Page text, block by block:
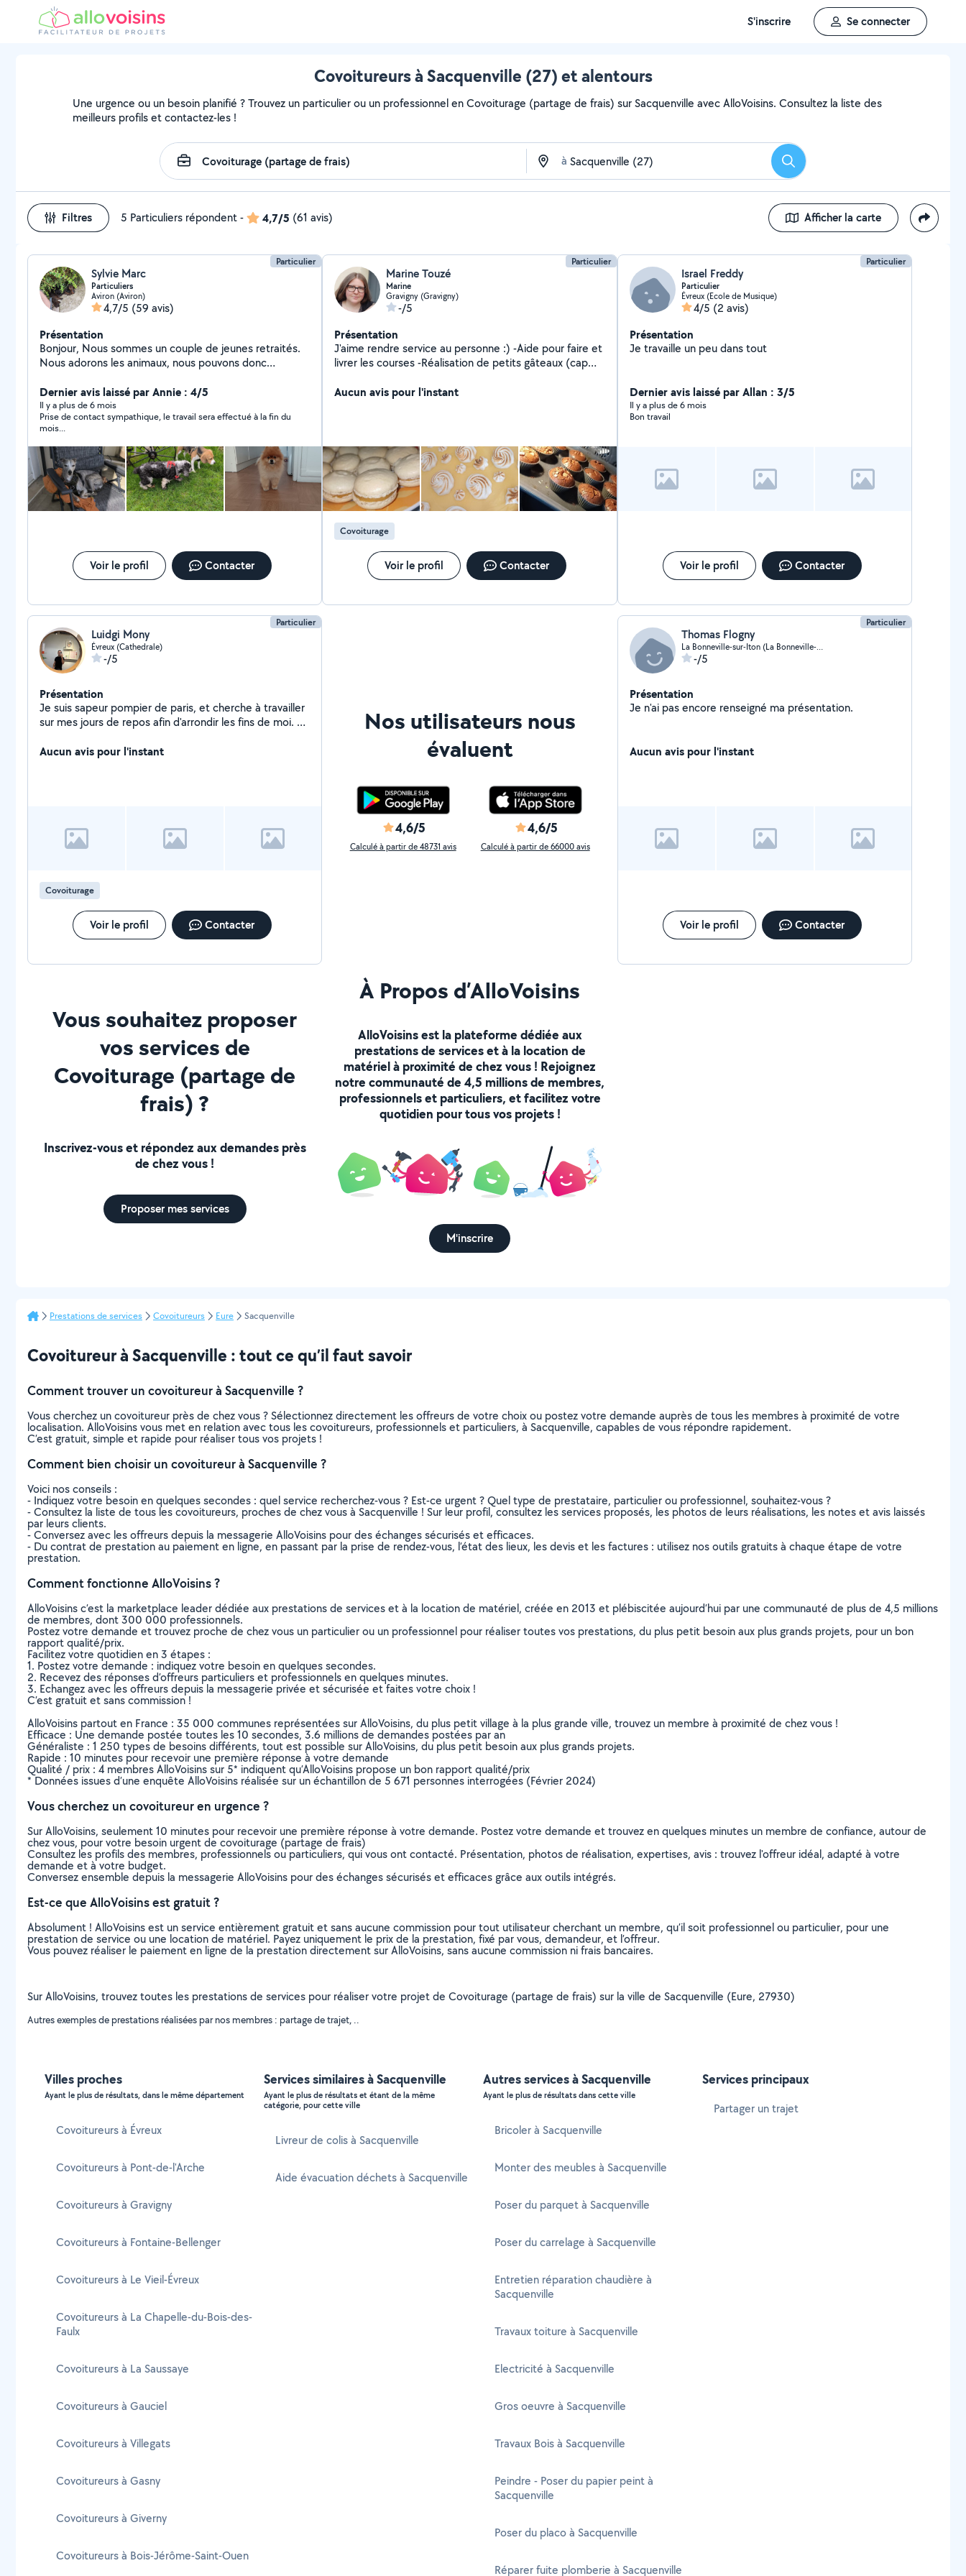
S'inscrire Se connecter
Covoitureurs à Sacquenville (27) et alentours
Une urgence ou un besoin planifié ? Trouvez un particulier ou un professionnel en Covoiturage (partage de frais) sur Sacquenville avec AlloVoisins. Consultez la liste des
meilleurs profils et contactez-les !
à Rechercher
Filtres 5 Particuliers répondent- 4,7/5 (61 avis) Afficher la carte
Particulier
Sylvie Marc
Particuliers
Aviron (Aviron)
4,7/5 (59 avis)
Présentation
Bonjour, Nous sommes un couple de jeunes retraités.
Nous adorons les animaux, nous pouvons donc
(chiens, lapins, biquettes, poules ) si vous souhaitez
vous évader le temps d'une journée, d'un week-end ou
pour quelques jours ils seront heureux au sein de notre
grand jardin. J'habite Aviron petit village qui dépend
d'Évreux
Dernier avis laissé par Annie : 4/5
Il y a plus de 6 mois
Prise de contact sympathique, le travail sera effectué à la fin du
mois...
Voir le profil Contacter
Particulier
Marine Touzé
Marine
Gravigny (Gravigny)
-/5
Présentation
J'aime rendre service au personne :) -Aide pour faire et
livrer les courses -Réalisation de petits gâteaux (cap
les hamsters. -Covoiturage également Au plaisir de
Aucun avis pour l'instant
Covoiturage
Voir le profil Contacter
Particulier
Israel Freddy
Particulier
Évreux (Ecole de Musique)
4/5 (2 avis)
Présentation
Je travaille un peu dans tout
Dernier avis laissé par Allan : 3/5
Il y a plus de 6 mois
Bon travail
Voir le profil Contacter
Particulier
Luidgi Mony
Évreux (Cathedrale)
-/5
Présentation
Je suis sapeur pompier de paris, et cherche à travailler
sur mes jours de repos afin d'arrondir les fins de moi. Je
Aucun avis pour l'instant
Covoiturage
Voir le profil Contacter
Nos utilisateurs nous
évaluent
4,6/5
Calculé à partir de 48731 avis
4,6/5
Calculé à partir de 66000 avis
Particulier
Thomas Flogny
La Bonneville-sur-Iton (La Bonneville-sur-Iton)
-/5
Présentation
Je n'ai pas encore renseigné ma présentation.
Aucun avis pour l'instant
Voir le profil Contacter
Vous souhaitez proposer
vos services de
Covoiturage (partage de
frais) ?
Inscrivez-vous et répondez aux demandes près
de chez vous !
Proposer mes services
À Propos d’AlloVoisins
AlloVoisins est la plateforme dédiée aux
prestations de services et à la location de
matériel à proximité de chez vous ! Rejoignez
notre communauté de 4,5 millions de membres,
professionnels et particuliers, et facilitez votre
quotidien pour tous vos projets !
M'inscrire
Prestations de services Covoitureurs Eure Sacquenville
Covoitureur à Sacquenville : tout ce qu’il faut savoir
Comment trouver un covoitureur à Sacquenville ?
Vous cherchez un covoitureur près de chez vous ? Sélectionnez directement les offreurs de votre choix ou postez votre demande auprès de tous les membres à proximité de votre
localisation. AlloVoisins vous met en relation avec tous les covoitureurs, professionnels et particuliers, à Sacquenville, capables de vous répondre rapidement.
C’est gratuit, simple et rapide pour réaliser tous vos projets !
Comment bien choisir un covoitureur à Sacquenville ?
Voici nos conseils :
- Indiquez votre besoin en quelques secondes : quel service recherchez-vous ? Est-ce urgent ? Quel type de prestataire, particulier ou professionnel, souhaitez-vous ?
- Consultez la liste de tous les covoitureurs, proches de chez vous à Sacquenville ! Sur leur profil, consultez les services proposés, les photos de leurs réalisations, les notes et avis laissés
par leurs clients.
- Conversez avec les offreurs depuis la messagerie AlloVoisins pour des échanges sécurisés et efficaces.
- Du contrat de prestation au paiement en ligne, en passant par la prise de rendez-vous, l’état des lieux, les devis et les factures : utilisez nos outils gratuits à chaque étape de votre
prestation.
Comment fonctionne AlloVoisins ?
AlloVoisins c’est la marketplace leader dédiée aux prestations de services et à la location de matériel, créée en 2013 et plébiscitée aujourd’hui par une communauté de plus de 4,5 millions
de membres, dont 300 000 professionnels.
Postez votre demande et trouvez proche de chez vous un particulier ou un professionnel pour réaliser toutes vos prestations, du plus petit besoin aux plus grands projets, pour un bon
rapport qualité/prix.
Facilitez votre quotidien en 3 étapes :
1. Postez votre demande : indiquez votre besoin en quelques secondes.
2. Recevez des réponses d’offreurs particuliers et professionnels en quelques minutes.
3. Echangez avec les offreurs depuis la messagerie privée et sécurisée et faites votre choix !
C’est gratuit et sans commission !
AlloVoisins partout en France : 35 000 communes représentées sur AlloVoisins, du plus petit village à la plus grande ville, trouvez un membre à proximité de chez vous !
Efficace : Une demande postée toutes les 10 secondes, 3.6 millions de demandes postées par an
Généraliste : 1 250 types de besoins différents, tout est possible sur AlloVoisins, du plus petit besoin aux plus grands projets.
Rapide : 10 minutes pour recevoir une première réponse à votre demande
Qualité / prix : 4 membres AlloVoisins sur 5* indiquent qu’AlloVoisins propose un bon rapport qualité/prix
* Données issues d’une enquête AlloVoisins réalisée sur un échantillon de 5 671 personnes interrogées (Février 2024)
Vous cherchez un covoitureur en urgence ?
Sur AlloVoisins, seulement 10 minutes pour recevoir une première réponse à votre demande. Postez votre demande et trouvez en quelques minutes un membre de confiance, autour de
chez vous, pour votre besoin urgent de covoiturage (partage de frais)
Consultez les profils des membres, professionnels ou particuliers, qui vous ont contacté. Présentation, photos de réalisation, expertises, avis : trouvez l'offreur idéal, adapté à votre
demande et à votre budget.
Conversez ensemble depuis la messagerie AlloVoisins pour des échanges sécurisés et efficaces grâce aux outils intégrés.
Est-ce que AlloVoisins est gratuit ?
Absolument ! AlloVoisins est un service entièrement gratuit et sans aucune commission pour tout utilisateur cherchant un membre, qu’il soit professionnel ou particulier, pour une
prestation de service ou une location de matériel. Payez uniquement le prix de la prestation, fixé par vous, demandeur, et l’offreur.
Vous pouvez réaliser le paiement en ligne de la prestation directement sur AlloVoisins, sans aucune commission ni frais bancaires.
Sur AlloVoisins, trouvez toutes les prestations de services pour réaliser votre projet de Covoiturage (partage de frais) sur la ville de Sacquenville (Eure, 27930)
Autres exemples de prestations réalisées par nos membres : partage de trajet, ..
Villes proches
Ayant le plus de résultats, dans le même département
Covoitureurs à Évreux
Covoitureurs à Pont-de-l'Arche
Covoitureurs à Gravigny
Covoitureurs à Fontaine-Bellenger
Covoitureurs à Le Vieil-Évreux
Covoitureurs à La Chapelle-du-Bois-des-
Faulx
Covoitureurs à La Saussaye
Covoitureurs à Gauciel
Covoitureurs à Villegats
Covoitureurs à Gasny
Covoitureurs à Giverny
Covoitureurs à Bois-Jérôme-Saint-Ouen
Services similaires à Sacquenville
Ayant le plus de résultats et étant de la même
catégorie, pour cette ville
Livreur de colis à Sacquenville
Aide évacuation déchets à Sacquenville
Autres services à Sacquenville
Ayant le plus de résultats dans cette ville
Bricoler à Sacquenville
Monter des meubles à Sacquenville
Poser du parquet à Sacquenville
Poser du carrelage à Sacquenville
Entretien réparation chaudière à
Sacquenville
Travaux toiture à Sacquenville
Electricité à Sacquenville
Gros oeuvre à Sacquenville
Travaux Bois à Sacquenville
Peindre - Poser du papier peint à
Sacquenville
Poser du placo à Sacquenville
Réparer fuite plomberie à Sacquenville
Services principaux
Partager un trajet